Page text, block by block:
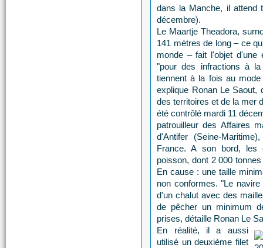
dans la Manche, il attend
décembre).
Le Maartje Theadora,
141 mètres de long – ce
monde – fait l'objet d'une
"pour des infractions à
tiennent à la fois au
explique Ronan Le Saout,
des territoires et de la mer
été contrôlé mardi 11
patrouilleur des Affaires
d'Antifer (Seine-
France. A son bord, les
poisson, dont 2 000
En cause : une taille
non conformes. "Le
d'un chalut avec des
de pêcher un minimum
prises, détaille Ronan Le
En réalité, il a aussi
utilisé un deuxième filet